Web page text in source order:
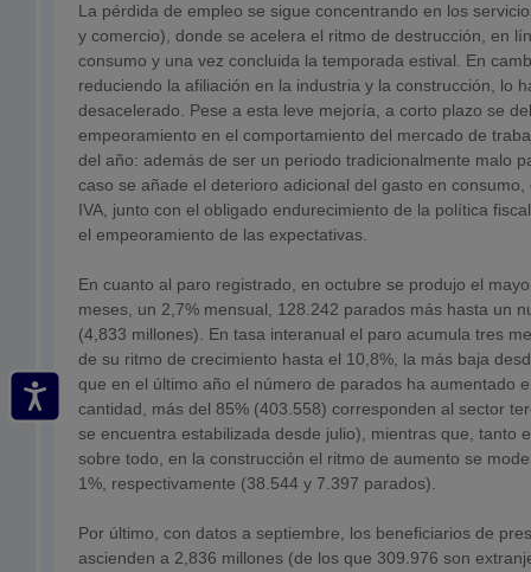
La pérdida de empleo se sigue concentrando en los
y comercio), donde se acelera el ritmo de destrucción, en
consumo y una vez concluida la temporada estival. En
reduciendo la afiliación en la industria y la construcción, lo
desacelerado. Pese a esta leve mejoría, a corto plazo se
empeoramiento en el comportamiento del mercado de
del año: además de ser un periodo tradicionalmente malo
caso se añade el deterioro adicional del gasto en
IVA, junto con el obligado endurecimiento de la política
el empeoramiento de las expectativas.
En cuanto al paro registrado, en octubre se produjo el
meses, un 2,7% mensual, 128.242 parados más hasta un
(4,833 millones). En tasa interanual el paro acumula tres
de su ritmo de crecimiento hasta el 10,8%, la más baja
que en el último año el número de parados ha aumentado
cantidad, más del 85% (403.558) corresponden al sector
se encuentra estabilizada desde julio), mientras que, tanto
sobre todo, en la construcción el ritmo de aumento se
1%, respectivamente (38.544 y 7.397 parados).
Por último, con datos a septiembre, los beneficiarios de
ascienden a 2,836 millones (de los que 309.976 son